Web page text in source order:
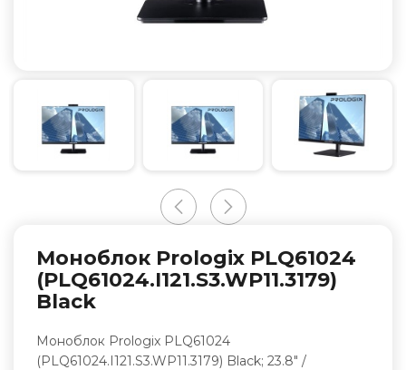
Моноблок Prologix PLQ61024
(PLQ61024.I121.S3.WP11.3179)
Black
Моноблок Prologix PLQ61024
(PLQ61024.I121.S3.WP11.3179) Black; 23.8" /